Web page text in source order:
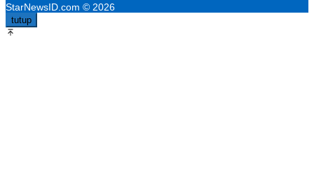
StarNewsID.com © 2026
tutup